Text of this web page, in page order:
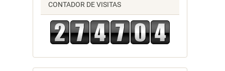
CONTADOR DE VISITAS